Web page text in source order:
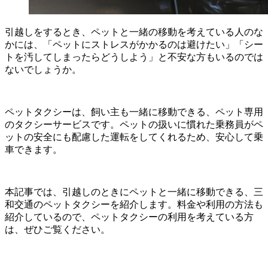
引越しをするとき、ペットと一緒の移動を考えている人のな
かには、「ペットにストレスがかかるのは避けたい」「シー
トを汚してしまったらどうしよう」と不安な方もいるのでは
ないでしょうか。
ペットタクシーは、飼い主も一緒に移動できる、ペット専用
のタクシーサービスです。ペットの扱いに慣れた乗務員がペ
ットの安全にも配慮した運転をしてくれるため、安心して乗
車できます。
本記事では、引越しのときにペットと一緒に移動できる、三
和交通のペットタクシーを紹介します。料金や利用の方法も
紹介しているので、ペットタクシーの利用を考えている方
は、ぜひご覧ください。